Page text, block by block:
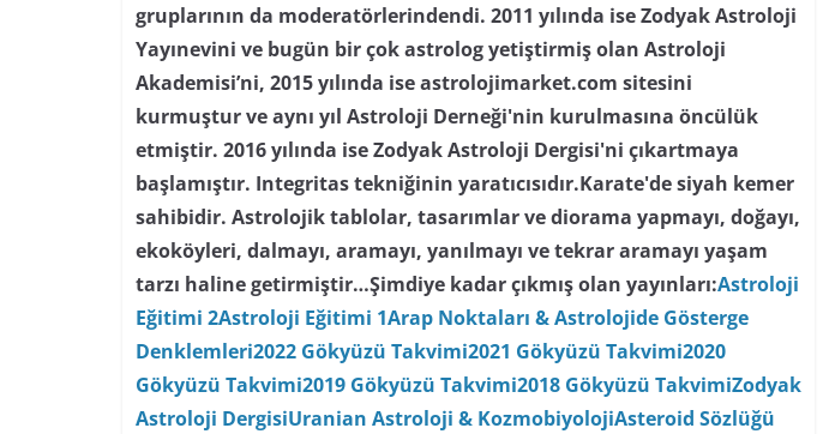
gruplarının da moderatörlerindendi. 2011 yılında ise Zodyak Astroloji
Yayınevini ve bugün bir çok astrolog yetiştirmiş olan Astroloji
Akademisi’ni, 2015 yılında ise astrolojimarket.com sitesini
kurmuştur ve aynı yıl Astroloji Derneği'nin kurulmasına öncülük
etmiştir. 2016 yılında ise Zodyak Astroloji Dergisi'ni çıkartmaya
başlamıştır. Integritas tekniğinin yaratıcısıdır.Karate'de siyah kemer
sahibidir. Astrolojik tablolar, tasarımlar ve diorama yapmayı, doğayı,
ekoköyleri, dalmayı, aramayı, yanılmayı ve tekrar aramayı yaşam
tarzı haline getirmiştir…Şimdiye kadar çıkmış olan yayınları:Astroloji
Eğitimi 2Astroloji Eğitimi 1Arap Noktaları & Astrolojide Gösterge
Denklemleri2022 Gökyüzü Takvimi2021 Gökyüzü Takvimi2020
Gökyüzü Takvimi2019 Gökyüzü Takvimi2018 Gökyüzü TakvimiZodyak
Astroloji DergisiUranian Astroloji & KozmobiyolojiAsteroid Sözlüğü